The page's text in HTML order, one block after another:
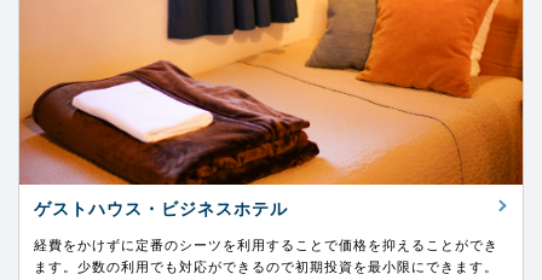
ゲストハウス・ビジネスホテル
経費をかけずに定番のシーツを利用することで価格を抑えることができ
ます。少数の利用でも対応ができるので初期投資を最小限にできます。